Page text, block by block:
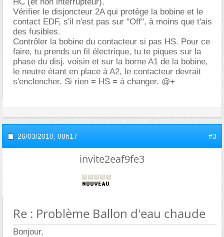
Vérifier le disjoncteur 2A qui protège la bobine et le
contact EDF, s'il n'est pas sur "Off", à moins que t'ais
des fusibles.
Contrôler la bobine du contacteur si pas HS. Pour ce
faire, tu prends un fil électrique, tu te piques sur la
phase du disj. voisin et sur la borne A1 de la bobine,
le neutre étant en place à A2, le contacteur devrait
s'enclencher. Si rien = HS = à changer. @+
26/03/2010, 08h17 #3
invite2eaf9fe3
Re : Problème Ballon d'eau chaude
Bonjour,